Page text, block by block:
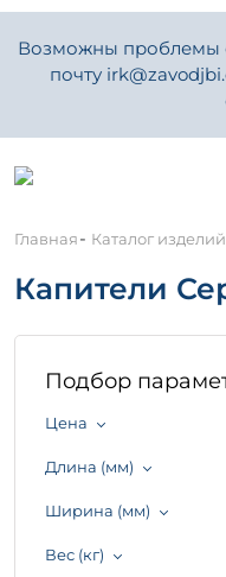
Возможны проблемы
почту
Главная- Каталог изделий
Капители
Подбор
Цена
Длина (мм)
Ширина (мм)
Вес (кг)